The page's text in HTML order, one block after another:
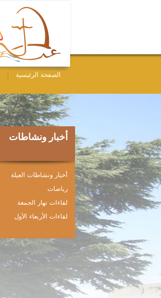
الصفحة الرئيسية
أخبار ونشاطات
أخبار ونشاطات العيلة
رياضات
لقاءات نهار الجمعة
لقاءات الأربعاء الأول